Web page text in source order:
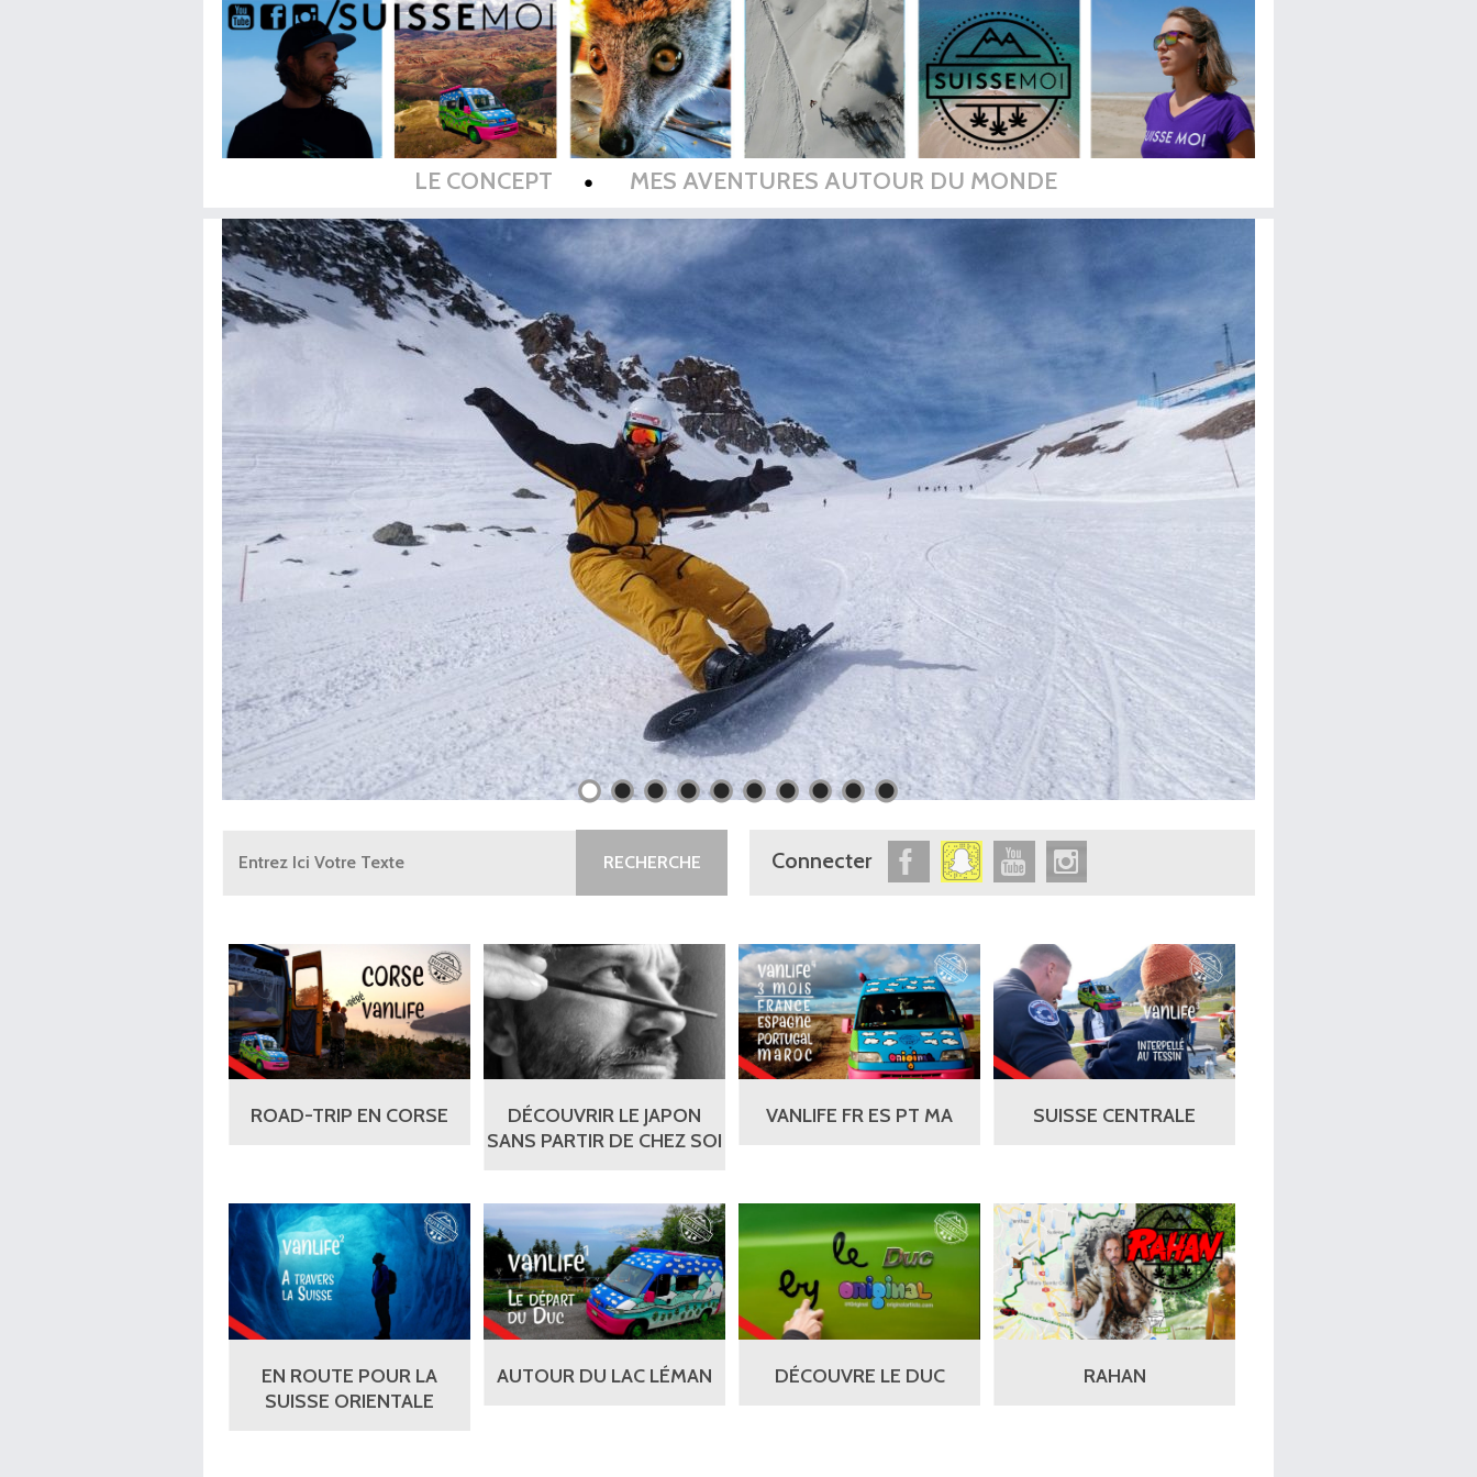
LE CONCEPT MES AVENTURES AUTOUR DU MONDE
Connecter
ROAD-TRIP EN CORSE
DÉCOUVRIR LE JAPON
SANS PARTIR DE CHEZ SOI
VANLIFE FR ES PT MA SUISSE CENTRALE
EN ROUTE POUR LA
SUISSE ORIENTALE
AUTOUR DU LAC LÉMAN DÉCOUVRE LE DUC RAHAN